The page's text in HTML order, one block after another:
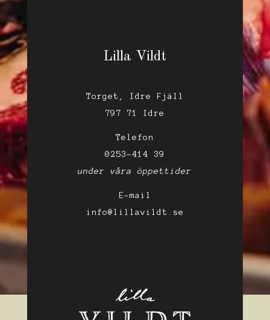
Lilla Vildt
Torget, Idre Fjäll
797 71 Idre
Telefon
0253-414 39
under våra öppettider
E-mail
info@lillavildt.se